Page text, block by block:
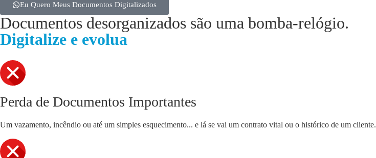
Eu Quero Meus Documentos Digitalizados
Documentos desorganizados são uma bomba-relógio.
Digitalize e evolua
Perda de Documentos Importantes
Um vazamento, incêndio ou até um simples esquecimento... e lá se vai um contrato vital ou o histórico de um cliente.